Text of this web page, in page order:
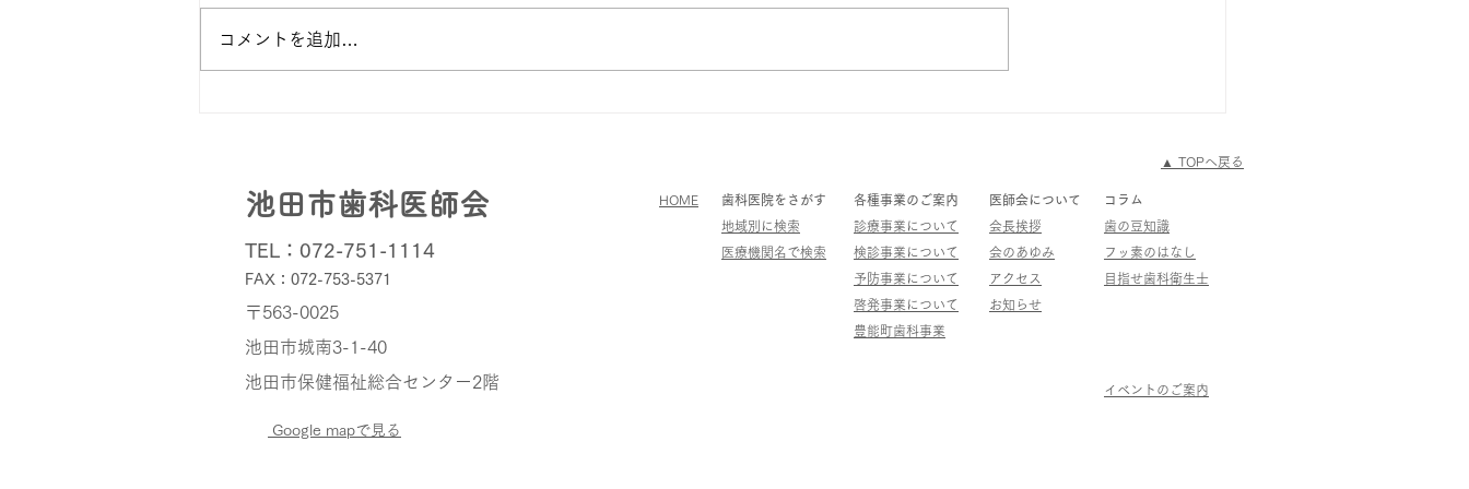
にご理解、ご協力を賜りありがと
うございます。 さて池田市から
ますがどうかご理解、ご了承の程
お願...
のやることリスト」開催のお
が考える健康で長生きするための
祉総合センター3階 健康教育
コメントを追加…
​▲ TOPへ戻る
池田市歯科医師会
TEL：072-751-1114
FAX：072-753-5371
〒563-0025
池田市城南3-1-40
池田市保健福祉総合センター2階
Google mapで見る
HOME
歯科医院をさがす
地域別に検索
医療機関名で検索
各種事業のご案内
診療事業について
検診事業について
予防事業について
啓発事業について
​豊能町歯科事業
医師会について
会長挨拶
会のあゆみ
​アクセス
​​お知らせ
コラム
歯の豆知識
フッ素のはなし
​目指せ歯科衛生士
イベントのご案内